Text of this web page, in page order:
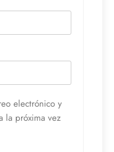
electrónico y
la próxima vez